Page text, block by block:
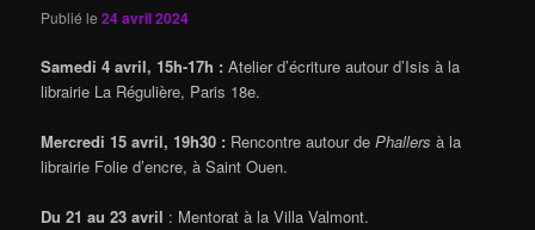
Publié le24 avril 2024
Samedi 4 avril, 15h-17h : Atelier d’écriture autour d’Isis à la
librairie La Régulière, Paris 18e.
Mercredi 15 avril, 19h30 : Rencontre autour dePhallers à la
librairie Folie d’encre, à Saint Ouen.
Du 21 au 23 avril : Mentorat à la Villa Valmont.